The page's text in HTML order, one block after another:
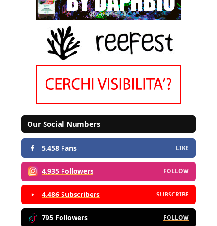
Our Social Numbers
5.458 Fans LIKE
4.935 Followers FOLLOW
4.486 Subscribers SUBSCRIBE
795 Followers FOLLOW